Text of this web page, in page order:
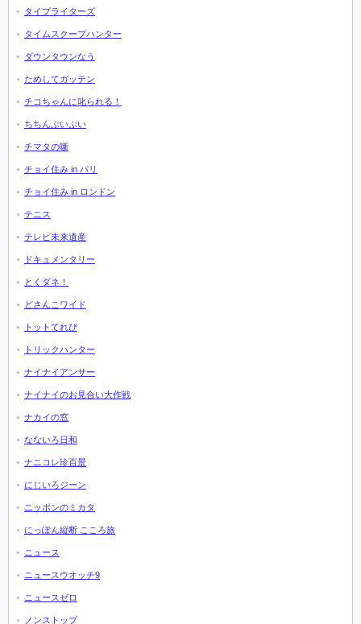
タイプライターズ
タイムスクープハンター
ダウンタウンなう
ためしてガッテン
チコちゃんに叱られる！
ちちんぷいぷい
チマタの噺
チョイ住み in パリ
チョイ住み in ロンドン
テニス
テレビ未来遺産
ドキュメンタリー
とくダネ！
どさんこワイド
トットてれび
トリックハンター
ナイナイアンサー
ナイナイのお見合い大作戦
ナカイの窓
なないろ日和
ナニコレ珍百景
にじいろジーン
ニッポンのミカタ
にっぽん縦断 こころ旅
ニュース
ニュースウオッチ9
ニュースゼロ
ノンストップ